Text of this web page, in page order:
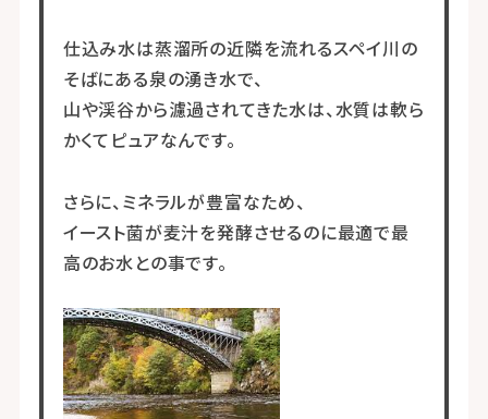
仕込み水は蒸溜所の近隣を流れるスペイ川の
そばにある泉の湧き水で、
山や渓谷から濾過されてきた水は、水質は軟ら
かくてピュアなんです。
さらに、ミネラルが豊富なため、
イースト菌が麦汁を発酵させるのに最適で最
高のお水との事です。